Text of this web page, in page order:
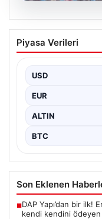
Trabzonspor
açıkladı!
Piyasa Verileri
USD
EUR
ALTIN
BTC
Son Eklenen
■DAP Yapı’dan bir ilk!
kendi kendini